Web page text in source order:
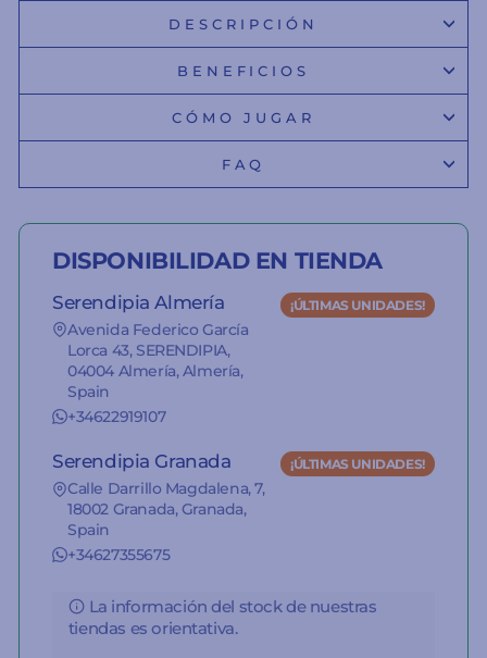
DESCRIPCIÓN
BENEFICIOS
CÓMO JUGAR
FAQ
DISPONIBILIDAD EN TIENDA
Serendipia Almería
Avenida Federico García
Lorca 43, SERENDIPIA,
04004 Almería, Almería,
Spain
+34622919107
¡ÚLTIMAS UNIDADES!
Serendipia Granada
Calle Darrillo Magdalena, 7,
18002 Granada, Granada,
Spain
+34627355675
¡ÚLTIMAS UNIDADES!
La información del stock de nuestras
tiendas es orientativa.